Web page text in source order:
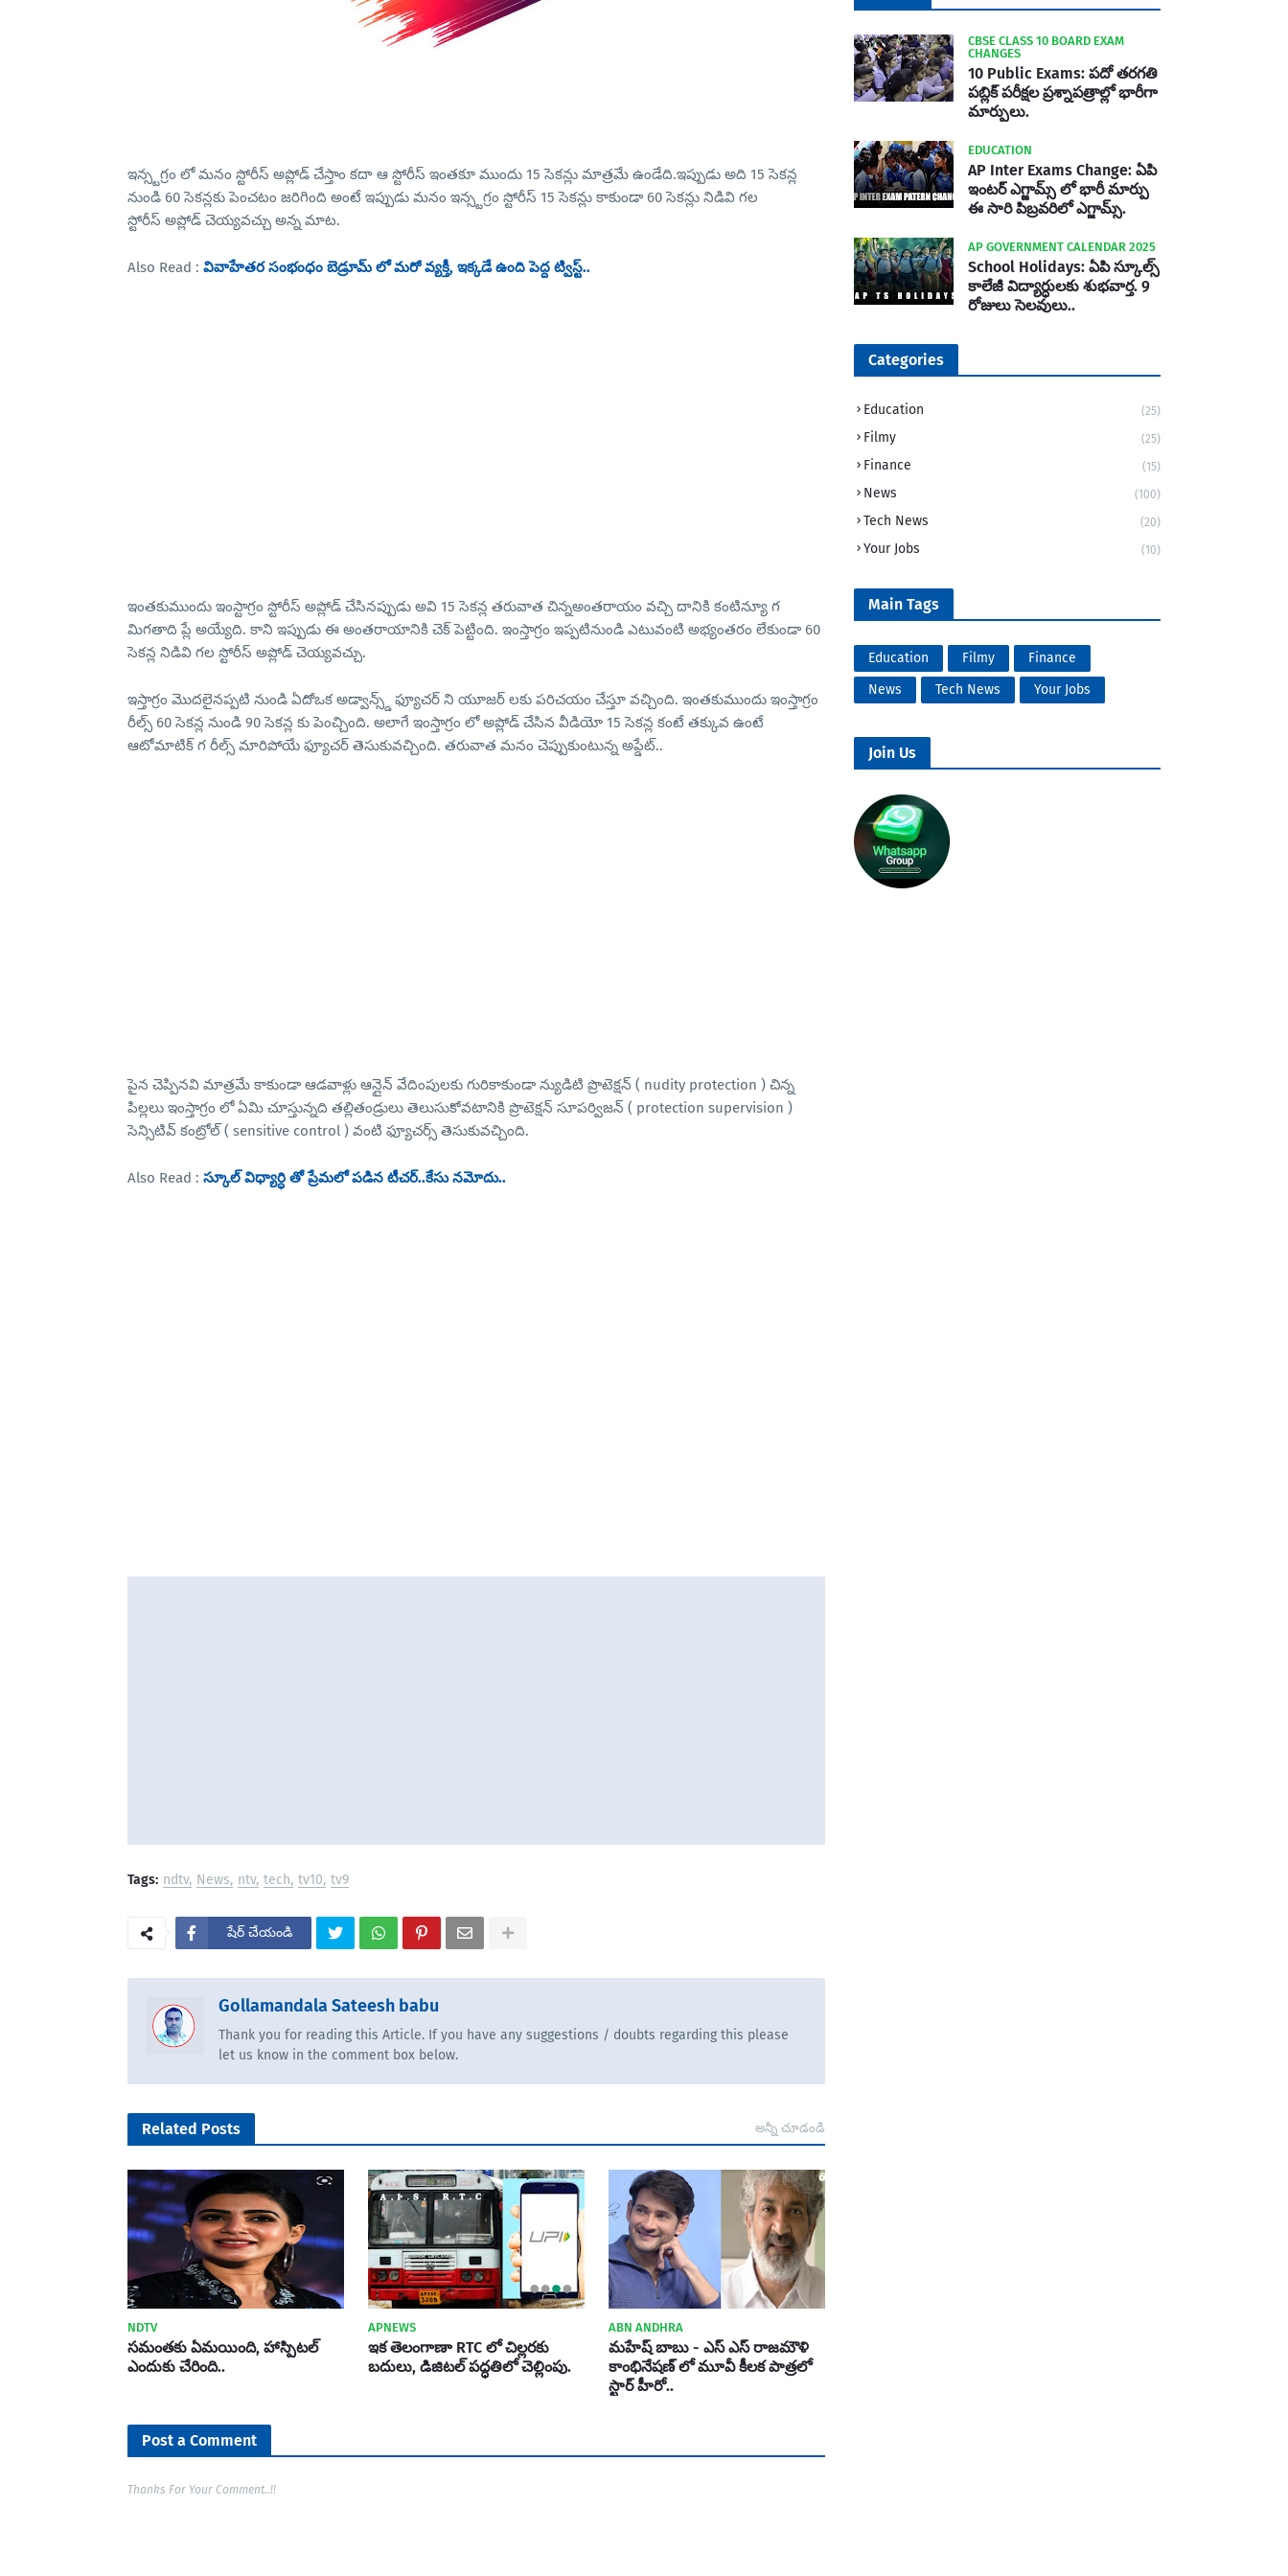
ఇన్స్టగ్రం లో మనం స్టోరీస్ అప్లోడ్ చేస్తాం కదా ఆ స్టోరీస్ ఇంతకూ ముందు 15 సెకన్లు మాత్రమే ఉండేది.ఇప్పుడు అది 15 సెకన్ల
నుండి 60 సెకన్లకు పెంచటం జరిగింది అంటే ఇప్పుడు మనం ఇన్స్టగ్రం స్టోరీస్ 15 సెకన్లు కాకుండా 60 సెకన్లు నిడివి గల
స్టోరీస్ అప్లోడ్ చెయ్యవచ్చు అన్న మాట.
Also Read : వివాహేతర సంభంధం బెడ్రూమ్ లో మరో వ్యక్తీ, ఇక్కడే ఉంది పెద్ద ట్విస్ట్..
ఇంతకుముందు ఇంస్టాగ్రం స్టోరీస్ అప్లోడ్ చేసినప్పుడు అవి 15 సెకన్ల తరువాత చిన్నఅంతరాయం వచ్చి దానికి కంటిన్యూ గ
మిగతాది ప్లే అయ్యేది. కాని ఇప్పుడు ఈ అంతరాయానికి చెక్ పెట్టింది. ఇంస్తాగ్రం ఇప్పటినుండి ఎటువంటి అభ్యంతరం లేకుండా 60
సెకన్ల నిడివి గల స్టోరీస్ అప్లోడ్ చెయ్యవచ్చు.
ఇస్తాగ్రం మొదలైనప్పటి నుండి ఏదోఒక అడ్వాన్స్డ్ ఫ్యూచర్ ని యూజర్ లకు పరిచయం చేస్తూ వచ్చింది. ఇంతకుముందు ఇంస్తాగ్రం
రీల్స్ 60 సెకన్ల నుండి 90 సెకన్ల కు పెంచ్చింది. అలాగే ఇంస్తాగ్రం లో అప్లోడ్ చేసిన వీడియో 15 సెకన్ల కంటే తక్కువ ఉంటే
ఆటోమాటిక్ గ రీల్స్ మారిపోయే ఫ్యూచర్ తెసుకువచ్చింది. తరువాత మనం చెప్పుకుంటున్న అప్డేట్..
పైన చెప్పినవి మాత్రమే కాకుండా ఆడవాళ్లు ఆన్లైన్ వేదింపులకు గురికాకుండా న్యుడిటి ప్రొటెక్షన్ ( nudity protection ) చిన్న
పిల్లలు ఇంస్తాగ్రం లో ఏమి చూస్తున్నది తల్లితండ్రులు తెలుసుకోవటానికి ప్రొటెక్షన్ సూపర్విజన్ ( protection supervision )
సెన్సిటివ్ కంట్రోల్ ( sensitive control ) వంటి ఫ్యూచర్స్ తెసుకువచ్చింది.
Also Read : స్కూల్ విధ్యార్ధి తో ప్రేమలో పడిన టీచర్..కేసు నమోదు..
Tags: ndtv News ntv tech tv10 tv9
షేర్ చేయండి
Gollamandala Sateesh babu
Thank you for reading this Article. If you have any suggestions / doubts regarding this please
let us know in the comment box below.
Related Posts అన్నీ చూడండి
NDTV
సమంతకు ఏమయింది, హాస్పిటల్
ఎందుకు చేరింది..
APNEWS
ఇక తెలంగాణా RTC లో చిల్లరకు
బదులు, డిజిటల్ పద్ధతిలో చెల్లింపు.
ABN ANDHRA
మహేష్ బాబు - ఎస్ ఎస్ రాజమౌళి
కాంభినేషణ్ లో మూవీ కీలక పాత్రలో
స్టార్ హీరో..
Post a Comment
Thanks For Your Comment..!!
CBSE CLASS 10 BOARD EXAM
CHANGES
10 Public Exams: పదో తరగతి
పబ్లిక్‌ పరీక్షల ప్రశ్నాపత్రాల్లో భారీగా
మార్పులు.
EDUCATION
AP Inter Exams Change: ఏపి
ఇంటర్ ఎగ్జామ్స్ లో భారీ మార్పు
ఈ సారి పిబ్రవరిలో ఎగ్జామ్స్.
AP GOVERNMENT CALENDAR 2025
School Holidays: ఏపి స్కూల్స్
కాలేజీ విద్యార్ధులకు శుభవార్త. 9
రోజులు సెలవులు..
Categories
Education (25)
Filmy (25)
Finance (15)
News (100)
Tech News (20)
Your Jobs (10)
Main Tags
Education Filmy
Finance
News
Tech News Your Jobs
Join Us